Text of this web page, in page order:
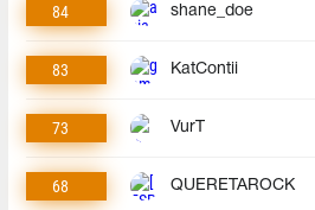
84 shane_doe
83 KatContii
73 VurT
68 QUERETAROCK